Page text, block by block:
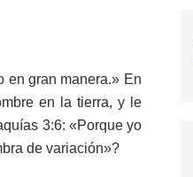
en gran manera.» En
en la tierra, y le
3:6: «Porque yo
de variación»?